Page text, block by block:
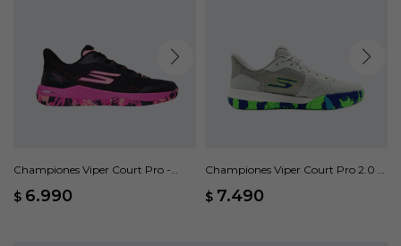
Championes Viper Court Pro -
$ 6.990
Championes Viper Court Pro 2.0 -
$ 7.490